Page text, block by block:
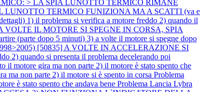
> LA SPIA LUNOTTO TERMICO RIMANE
TERMICO FUNIZIONA MA A SCATTI (va e
1) il problema si verifica a motore freddo 2) quando il
VOLTE IL MOTORE SI SPEGNE IN CORSA, SPIA
(parte dopo 5 minuti) 3) a volte il motore si spegne dopo
[50835] A VOLTE IN ACCELERAZIONE SI
2) quando si presenta il problema decelerando poi
motore gira ma non parte 2) il motore è stato spento che
non parte 2) il motore si è spento in corsa Problema
è stato spento che andava bene Problema Lancia Lybra